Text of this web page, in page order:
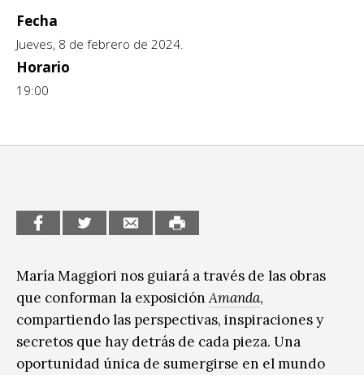
CCE en el interior/libros
Espacio itinerante de lectura infantil
Exposiciones
Formación
Infantil y Juvenil
Medio Ambiente
Sin categoría
Fecha
Jueves, 8 de febrero de 2024.
Horario
19:00
María Maggiori nos guiará a través de las obras
que conforman la exposiciónAmanda,
compartiendo las perspectivas, inspiraciones y
secretos que hay detrás de cada pieza. Una
oportunidad única de sumergirse en el mundo